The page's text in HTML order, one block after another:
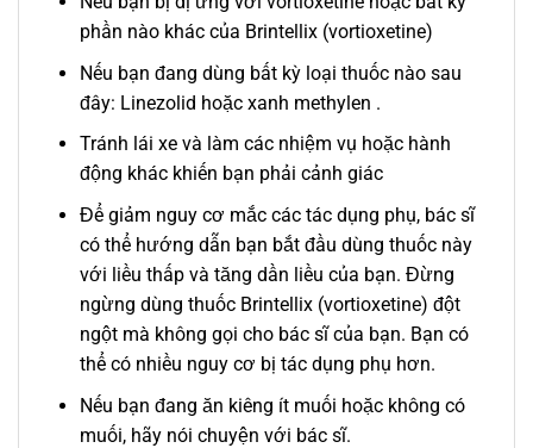
phần nào khác của Brintellix (vortioxetine)
Nếu bạn đang dùng bất kỳ loại thuốc nào sau
đây: Linezolid hoặc xanh methylen .
Tránh lái xe và làm các nhiệm vụ hoặc hành
động khác khiến bạn phải cảnh giác
Để giảm nguy cơ mắc các tác dụng phụ, bác sĩ
có thể hướng dẫn bạn bắt đầu dùng thuốc này
với liều thấp và tăng dần liều của bạn. Đừng
ngừng dùng thuốc Brintellix (vortioxetine) đột
ngột mà không gọi cho bác sĩ của bạn. Bạn có
thể có nhiều nguy cơ bị tác dụng phụ hơn.
Nếu bạn đang ăn kiêng ít muối hoặc không có
muối, hãy nói chuyện với bác sĩ.